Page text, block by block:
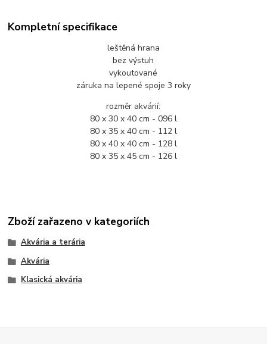
Kompletní specifikace
leštěná hrana
bez výstuh
vykoutované
záruka na lepené spoje 3 roky
rozměr akvárií:
80 x 30 x 40 cm - 096 l
80 x 35 x 40 cm - 112 l
80 x 40 x 40 cm - 128 l
80 x 35 x 45 cm - 126 l
Zboží zařazeno v kategoriích
Akvária a terária
Akvária
Klasická akvária